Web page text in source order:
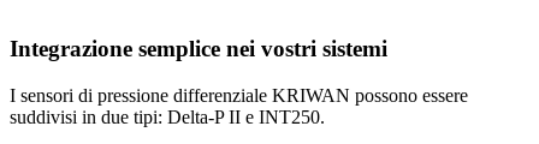
Integrazione semplice nei vostri sistemi
I sensori di pressione differenziale KRIWAN possono essere
suddivisi in due tipi: Delta‑P II e INT250.